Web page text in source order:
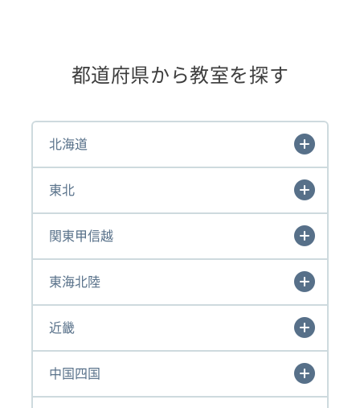
都道府県から教室を探す
北海道
東北
関東甲信越
東海北陸
近畿
中国四国